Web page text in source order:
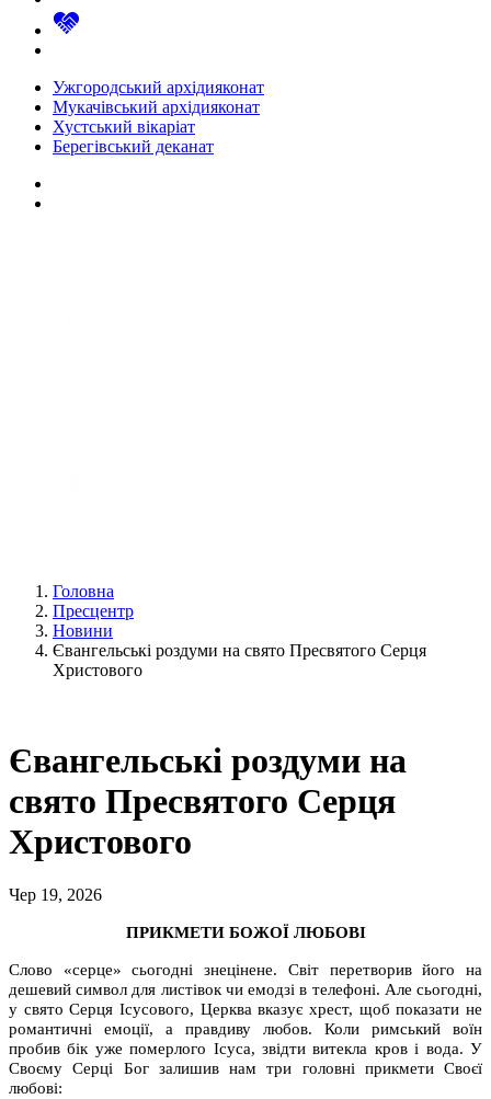
Ужгородський архідияконат
Мукачівський архідияконат
Хустський вікаріат
Берегівський деканат
Головна
Пресцентр
Новини
Євангельські роздуми на свято Пресвятого Серця
Христового
Євангельські роздуми на
свято Пресвятого Серця
Христового
Чер 19, 2026
ПРИКМЕТИ БОЖОЇ ЛЮБОВІ
Слово «серце» сьогодні знецінене. Світ перетворив його на
дешевий символ для листівок чи емодзі в телефоні. Але сьогодні,
у свято Серця Ісусового, Церква вказує хрест, щоб показати не
романтичні емоції, а правдиву любов. Коли римський воїн
пробив бік уже померлого Ісуса, звідти витекла кров і вода. У
Своєму Серці Бог залишив нам три головні прикмети Своєї
любові: